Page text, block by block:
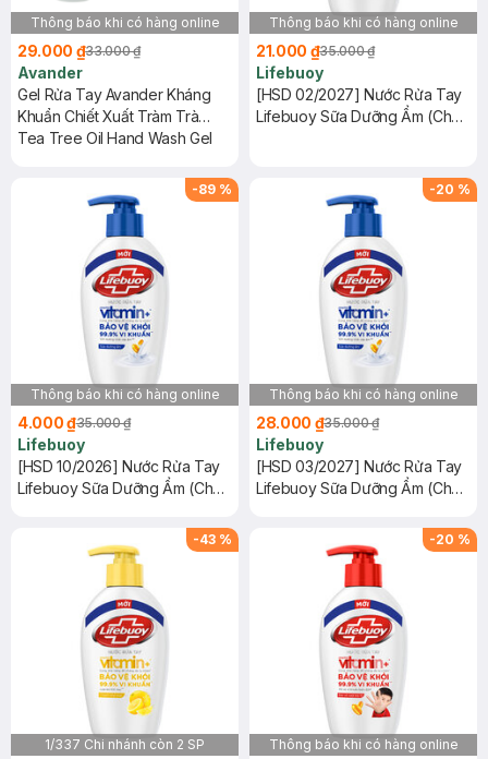
Thông báo khi có hàng online
29.000 ₫33.000 ₫
Avander
Gel Rửa Tay Avander Kháng
Khuẩn Chiết Xuất Tràm Trà
110ml
Tea Tree Oil Hand Wash Gel
Thông báo khi có hàng online
21.000 ₫35.000 ₫
Lifebuoy
[HSD 02/2027] Nước Rửa Tay
Lifebuoy Sữa Dưỡng Ẩm (Chai
-89 %
Thông báo khi có hàng online
4.000 ₫35.000 ₫
Lifebuoy
[HSD 10/2026] Nước Rửa Tay
Lifebuoy Sữa Dưỡng Ẩm (Chai
-20 %
Thông báo khi có hàng online
28.000 ₫35.000 ₫
Lifebuoy
[HSD 03/2027] Nước Rửa Tay
Lifebuoy Sữa Dưỡng Ẩm (Chai
-43 %
1/337 Chi nhánh còn 2 SP
-20 %
Thông báo khi có hàng online